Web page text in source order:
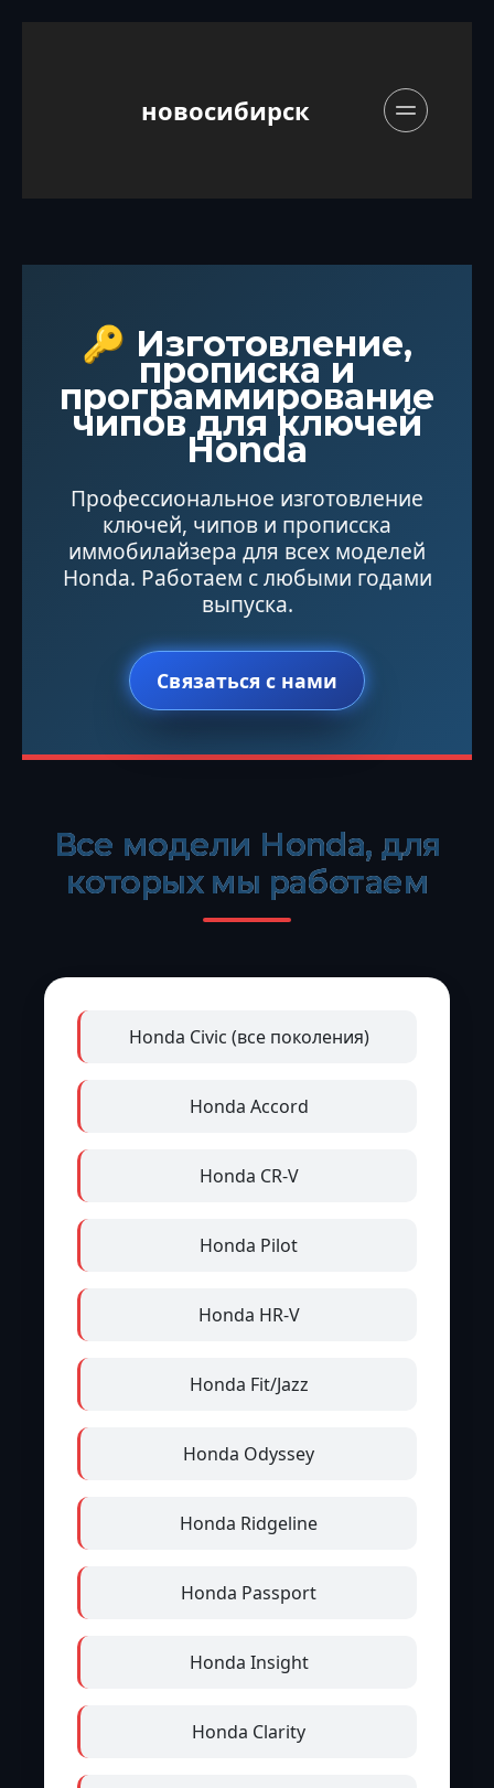
новосибирск
🔑 Изготовление,
прописка и
программирование
чипов для ключей
Honda
Профессиональное изготовление
ключей, чипов и прописска
иммобилайзера для всех моделей
Honda. Работаем с любыми годами
выпуска.
Связаться с нами
Все модели Honda, для
которых мы работаем
Honda Civic (все поколения)
Honda Accord
Honda CR-V
Honda Pilot
Honda HR-V
Honda Fit/Jazz
Honda Odyssey
Honda Ridgeline
Honda Passport
Honda Insight
Honda Clarity